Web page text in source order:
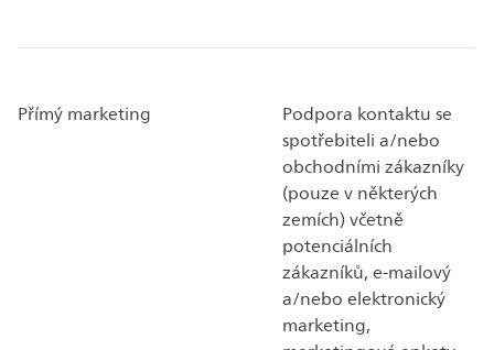
Přímý marketing
Podpora kontaktu se
spotřebiteli a/nebo
obchodními zákazníky
(pouze v některých
zemích) včetně
potenciálních
zákazníků, e-mailový
a/nebo elektronický
marketing,